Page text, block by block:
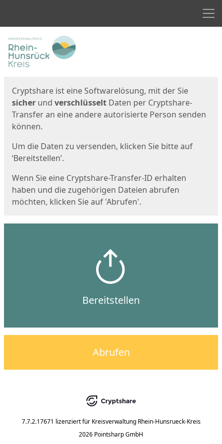
Start
Cryptshare ist eine Softwarelösung, mit der Sie
sicher und verschlüsselt Daten per Cryptshare-
Transfer an eine andere autorisierte Person senden
können.
Um die Daten zu versenden, klicken Sie bitte auf
‘Bereitstellen’.
Wenn Sie eine Cryptshare-Transfer-ID erhalten
haben und die zugehörigen Dateien abrufen
möchten, klicken Sie auf 'Abrufen'.
Bereitstellen
Abrufen
7.7.2.17671 lizenziert für Kreisverwaltung Rhein-Hunsrueck-Kreis
2026 Pointsharp GmbH